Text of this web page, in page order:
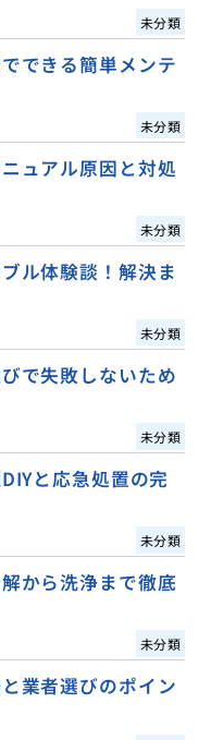
未分類
できる簡単メンテ
未分類
ュアル原因と対処
未分類
ル体験談！解決ま
未分類
で失敗しないため
未分類
と応急処置の完
未分類
から洗浄まで徹底
未分類
業者選びのポイン